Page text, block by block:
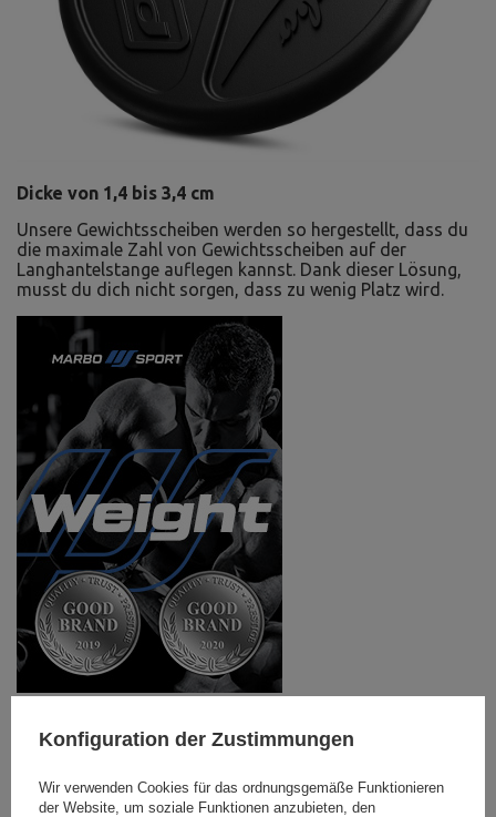
Dicke von 1,4 bis 3,4 cm
Unsere Gewichtsscheiben werden so hergestellt, dass du
die maximale Zahl von Gewichtsscheiben auf der
Langhantelstange auflegen kannst. Dank dieser Lösung,
musst du dich nicht sorgen, dass zu wenig Platz wird.
Gewichtsscheiben
Es scheint, dass nichts Neues man kann tun. Aber der
Schein trügt.
Konfiguration der Zustimmungen
Wir verwenden Cookies für das ordnungsgemäße Funktionieren
der Website, um soziale Funktionen anzubieten, den